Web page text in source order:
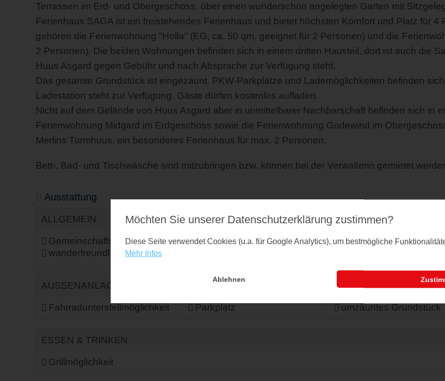
Terrassen im Erd- und Obergeschoss, über einen wunderschön angelegten Garten mit
Ferienhaus SAGA ist ein freistehendes Ferienhaus und bietet höchsten Komfort und Platz für 4
gehören die Ferienwohnung "Holla" (EG, ca. 50 qm, geeignet für 2 Personen) und die
2 Personen). Die beiden Wohnungen befinden sich in einem dritten Hausteil, dort ist auch die
Huus Asgard gegen Gebühr und nach Absprache zur Verfügung steht.
Das gesamte Grundstück ist eingezäunt. PKW-Parkplätze und Lademöglichkeiten befinden
Ladestation steht zur Verfügung. Gäste dürfen kostenlos aufladen.
Nicht auf dem Gelände von Huus Asgard aber in unmittelbarer Nachbarschaft befinden sich in
Ferienwohnung Midgard im Erdgeschoss sowie die Ferienwohnung Godewind im
Merlins Turmhuus, ein besonderes Ferienhaus für max. 2 Personen.
Bett-, Bad- und Tischwäsche sind mitzubringen bzw. können bei der Verwalterin gemietet
Ausstattung
ALLGEMEIN
Gemeinschaftssauna Nichtraucherhaus familienfreundlich
wanderfreundlich
AUSSENANLAGEN
Fahrradunterstellmöglichkeit Parkplatz umzäuntes Grundstück
ESSEN & TRINKEN
Grillmöglichkeit
Möchten Sie unserer Datenschutz­erklärung zustimmen?
Diese Seite verwendet Cookies (u.a. für Google Analytics), um bestmögliche
Mehr Infos
Ablehnen